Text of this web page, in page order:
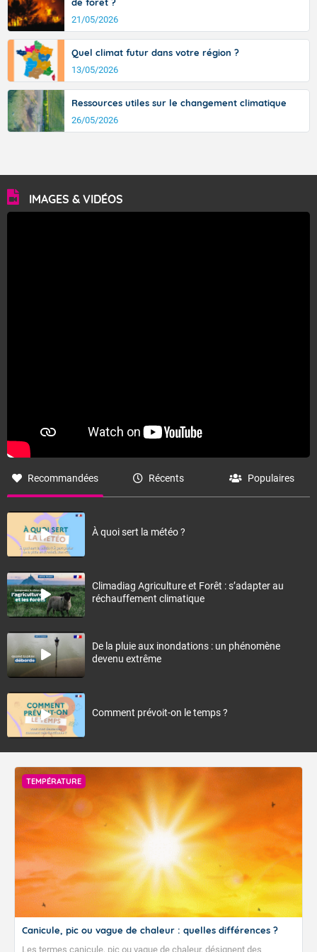
21/05/2026
Quel climat futur dans votre région ?
13/05/2026
Ressources utiles sur le changement climatique
26/05/2026
IMAGES & VIDÉOS
Recommandées Récents Populaires
À quoi sert la météo ?
Climadiag Agriculture et Forêt : s’adapter au
réchauffement climatique
De la pluie aux inondations : un phénomène
devenu extrême
Comment prévoit-on le temps ?
TEMPÉRATURE
Canicule, pic ou vague de chaleur : quelles différences ?
Les termes canicule, pic ou vague de chaleur, désignent des